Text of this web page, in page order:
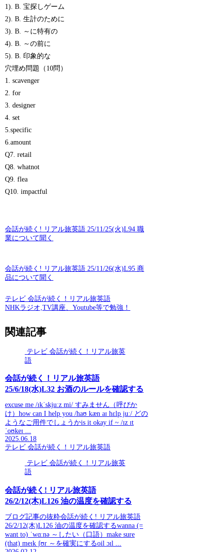
1). B. 宝探しゲーム
2). B. 生計のために
3). B. ～に特有の
4). B. ～の前に
5). B. 印象的な
穴埋め問題（10問）
1. scavenger
2. for
3. designer
4. set
5.specific
6.amount
Q7. retail
Q8. whatnot
Q9. flea
Q10. impactful
会話が続く! リアル旅英語 25/11/25(火)L94 職
業について聞く
会話が続く! リアル旅英語 25/11/26(水)L95 商
品について聞く
テレビ 会話が続く！リアル旅英語
NHKラジオ,TV講座、Youtube等で勉強！
関連記事
テレビ 会話が続く！リアル旅英
語
会話が続く！リアル旅英語
25/6/18(水)L32 お酒のルールを確認する
excuse me /ɪkˈskjuːz mi/ すみません（呼びか
け）how can I help you /haʊ kæn aɪ hɛlp juː/ どの
ようなご用件でしょうかis it okay if ~ /ɪz ɪt
ˈoʊkeɪ ...
2025.06.18
テレビ 会話が続く！リアル旅英語
テレビ 会話が続く！リアル旅英
語
会話が続く! リアル旅英語
26/2/12(木)L126 油の温度を確認する
ブログ記事の抜粋会話が続く! リアル旅英語
26/2/12(木)L126 油の温度を確認するwanna (=
want to) ˈwɑːnə ～したい（口語）make sure
(that) meɪk ʃʊr ～を確実にするoil ɔɪl ...